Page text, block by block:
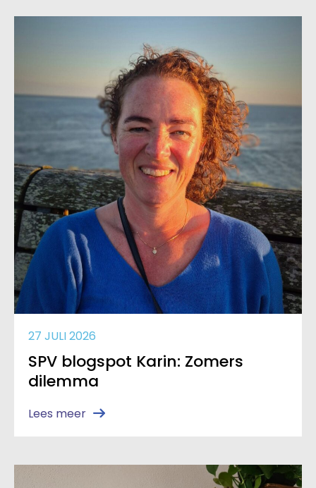
27 JULI 2026
SPV blogspot Karin: Zomers
dilemma
Lees meer